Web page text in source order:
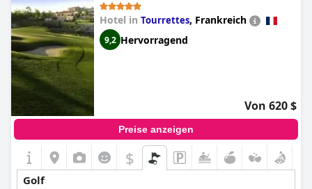
Hotel in Tourrettes, Frankreich
9,2 Hervorragend
Von 620 $
Preise anzeigen
$
Golf